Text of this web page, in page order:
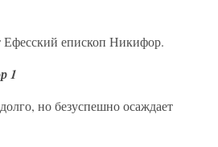
Ефесский епископ Никифор.
1
но безуспешно осаждает